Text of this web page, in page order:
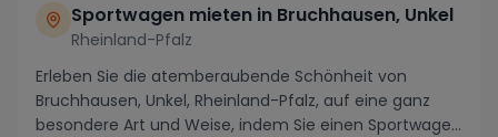
Sportwagen mieten in Bruchhausen, Unkel
Rheinland-Pfalz
Erleben Sie die atemberaubende Schönheit von
Bruchhausen, Unkel, Rheinland-Pfalz, auf eine ganz
besondere Art und Weise, indem Sie einen Sportwagen